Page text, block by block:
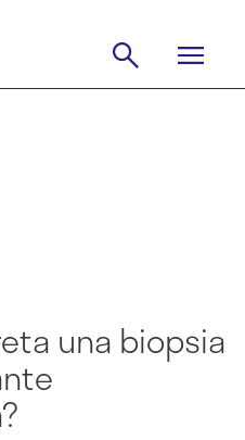
una biopsia